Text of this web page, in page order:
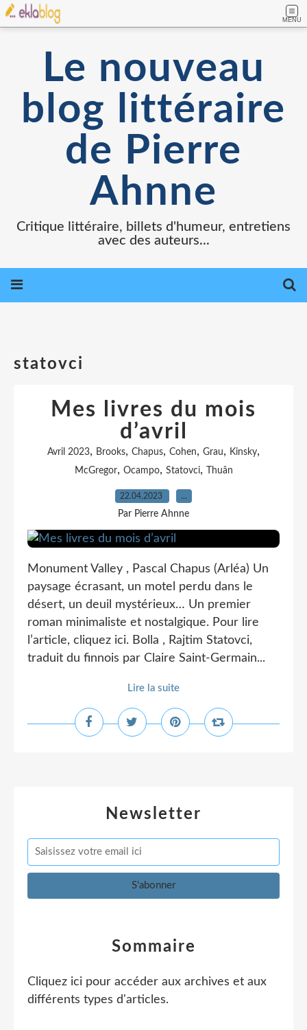
MENU
Le nouveau
blog littéraire
de Pierre
Ahnne
Critique littéraire, billets d'humeur, entretiens
avec des auteurs...
statovci
Mes livres du mois
d’avril
Avril 2023, Brooks, Chapus, Cohen, Grau, Kinsky,
McGregor, Ocampo, Statovci, Thuân
22.04.2023 …
Par Pierre Ahnne
Monument Valley , Pascal Chapus (Arléa) Un
paysage écrasant, un motel perdu dans le
désert, un deuil mystérieux… Un premier
roman minimaliste et nostalgique. Pour lire
l’article, cliquez ici. Bolla , Rajtim Statovci,
traduit du finnois par Claire Saint-Germain...
Lire la suite
Newsletter
Sommaire
Cliquez ici pour accéder aux archives et aux
différents types d'articles.